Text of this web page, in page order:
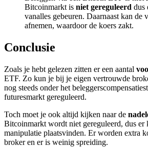
Bitcoinmarkt is niet gereguleerd dus
vanalles gebeuren. Daarnaast kan de
afnemen, waardoor de koers zakt.
Conclusie
Zoals je hebt gelezen zitten er een aantal
ETF. Zo kun je bij je eigen vertrouwde
nog steeds onder het
futuresmarkt gereguleerd.
Toch moet je ook altijd kijken naar de
Bitcoinmarkt wordt niet gereguleerd, dus er
manipulatie plaatsvinden. Er worden extra
broker en er is weinig spreiding.